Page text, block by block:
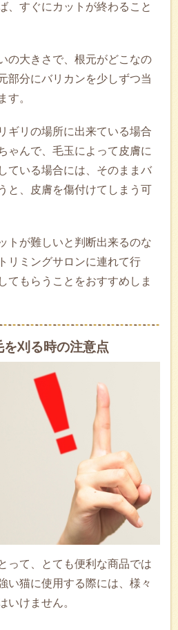
、すぐにカットが終わること
の大きさで、根元がどこなの
部分にバリカンを少しずつ当
す。
ギリの場所に出来ている場合
ゃんで、毛玉によって皮膚に
ている場合には、そのままバ
と、皮膚を傷付けてしまう可
トが難しいと判断出来るのな
リミングサロンに連れて行
てもらうことをおすすめしま
刈る時の注意点
って、とても便利な商品では
い猫に使用する際には、様々
いけません。